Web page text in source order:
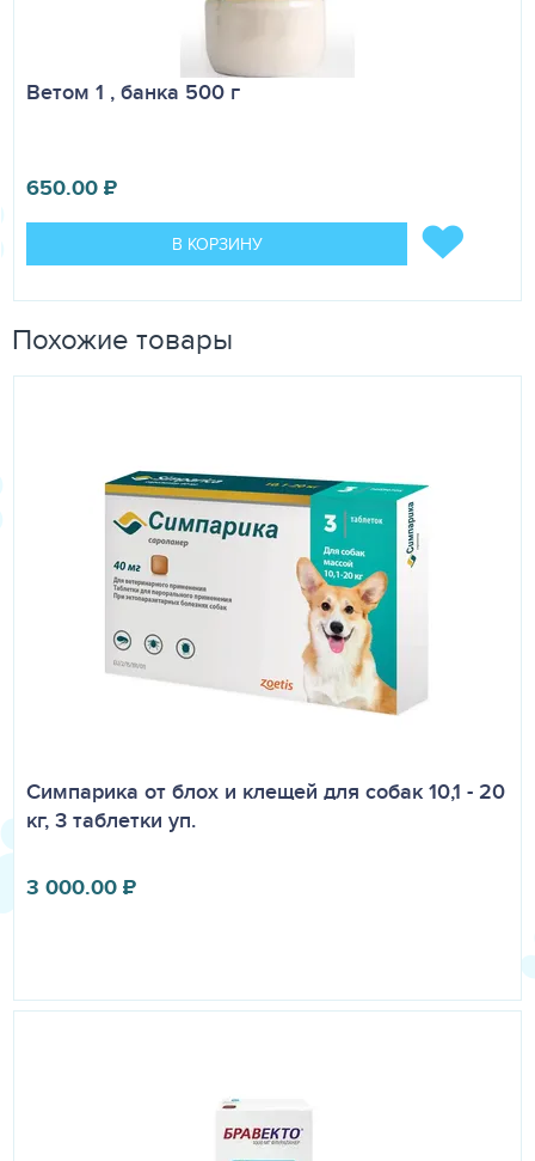
Ветом 1 , банка 500 г
650.00₽
В КОРЗИНУ
Похожие товары
Симпарика от блох и клещей для собак 10,1 - 20
кг, 3 таблетки уп.
3 000.00₽